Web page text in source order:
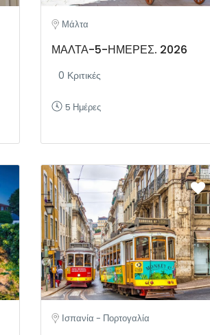
Μάλτα
ΜΑΛΤΑ-5-ΗΜΕΡΕΣ. 2026
0 Κριτικές
5 Ημέρες
Ισπανία - Πορτογαλία